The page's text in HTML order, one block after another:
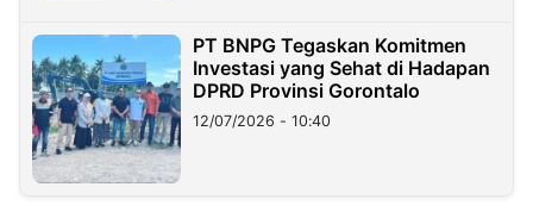
PT BNPG Tegaskan Komitmen
Investasi yang Sehat di Hadapan
DPRD Provinsi Gorontalo
12/07/2026 - 10:40